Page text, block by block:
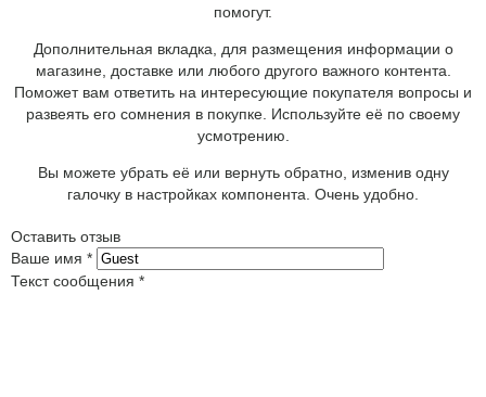
помогут.
Дополнительная вкладка, для размещения информации о
магазине, доставке или любого другого важного контента.
Поможет вам ответить на интересующие покупателя вопросы и
развеять его сомнения в покупке. Используйте её по своему
усмотрению.
Вы можете убрать её или вернуть обратно, изменив одну
галочку в настройках компонента. Очень удобно.
Оставить отзыв
Ваше имя *
Текст сообщения *